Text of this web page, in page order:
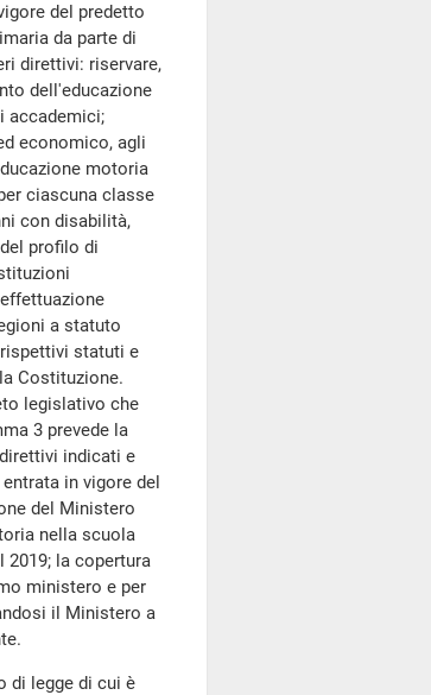
del predetto
da parte di
direttivi: riservare,
dell'educazione
accademici;
economico, agli
motoria
ciascuna classe
con disabilità,
profilo di
a statuto
statuti e
Costituzione.
legislativo che
3 prevede la
indicati e
in vigore del
del Ministero
nella scuola
2019; la copertura
ministero e per
il Ministero a
di legge di cui è